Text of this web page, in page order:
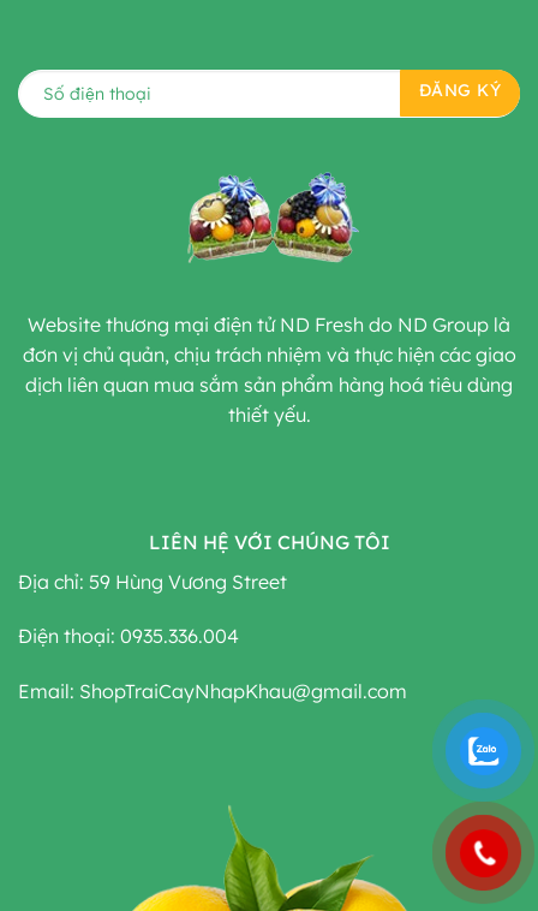
Website thương mại điện tử ND Fresh do ND Group là
đơn vị chủ quản, chịu trách nhiệm và thực hiện các giao
dịch liên quan mua sắm sản phẩm hàng hoá tiêu dùng
thiết yếu.
LIÊN HỆ VỚI CHÚNG TÔI
Địa chỉ: 59 Hùng Vương Street
Điện thoại: 0935.336.004
Email: ShopTraiCayNhapKhau@gmail.com